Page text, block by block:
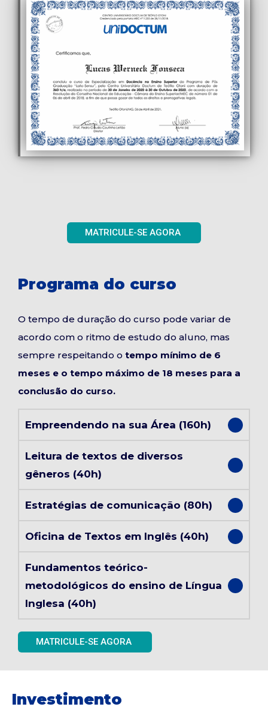
MATRICULE-SE AGORA
Programa do curso
O tempo de duração do curso pode variar de
acordo com o ritmo de estudo do aluno, mas
sempre respeitando o tempo mínimo de 6
meses e o tempo máximo de 18 meses para a
conclusão do curso.
Empreendendo na sua Área (160h)
Leitura de textos de diversos
gêneros (40h)
Estratégias de comunicação (80h)
Oficina de Textos em Inglês (40h)
Fundamentos teórico-
metodológicos do ensino de Língua
Inglesa (40h)
MATRICULE-SE AGORA
Investimento